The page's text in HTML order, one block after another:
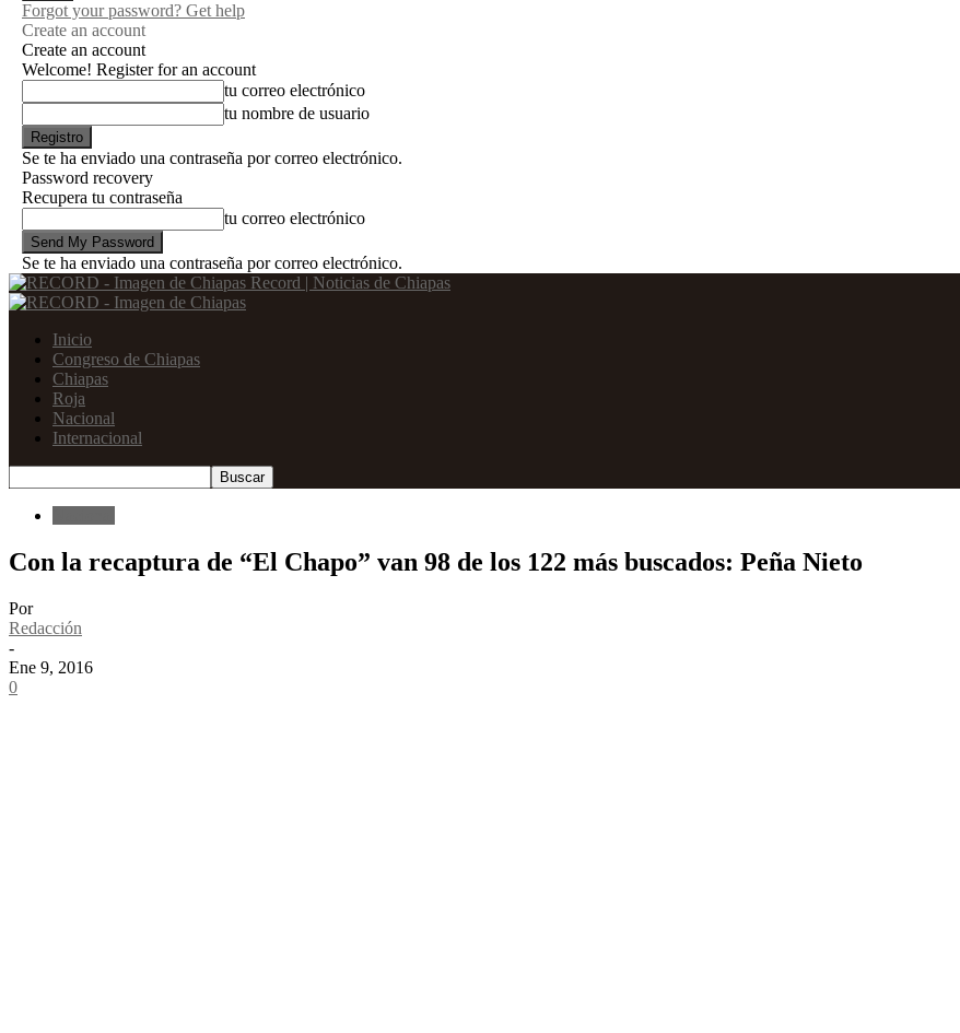
Forgot your password? Get help
Create an account
Create an account
Welcome! Register for an account
tu correo electrónico
tu nombre de usuario
Se te ha enviado una contraseña por correo electrónico.
Password recovery
Recupera tu contraseña
tu correo electrónico
Se te ha enviado una contraseña por correo electrónico.
Record | Noticias de Chiapas
Inicio
Congreso de Chiapas
Chiapas
Roja
Nacional
Internacional
Con la recaptura de “El Chapo” van 98 de los 122 más buscados: Peña Nieto
Por
Redacción
-
Ene 9, 2016
0